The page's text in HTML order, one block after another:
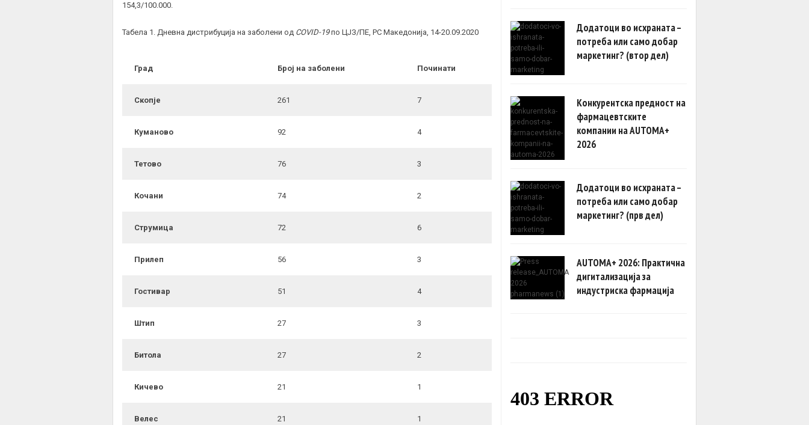
154,3/100.000.
Табела 1. Дневна дистрибуција на заболени од COVID-19по ЦЈЗ/ПЕ, РС Македонија, 14-20.09.2020
Град Број на заболени Починати
Скопје 261 7
Куманово 92 4
Тетово 76 3
Кочани 74 2
Струмица 72 6
Прилеп 56 3
Гостивар 51 4
Штип 27 3
Битола 27 2
Кичево 21 1
Велес 21 1
Додатоци во исхраната –
потреба или само добар
маркетинг? (втор дел)
Конкурентска предност на
фармацевтските
компании на AUTOMA+
2026
Додатоци во исхраната –
потреба или само добар
маркетинг? (прв дел)
AUTOMA+ 2026: Практична
дигитализација за
индустриска фармација